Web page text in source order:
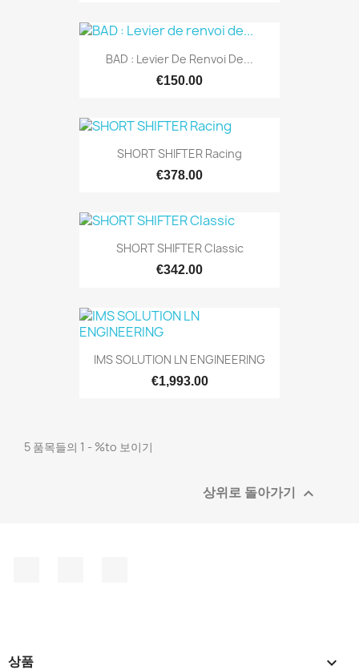
BAD : Levier De Renvoi De...
€150.00
SHORT SHIFTER Racing
€378.00
SHORT SHIFTER Classic
€342.00
IMS SOLUTION LN ENGINEERING
€1,993.00
5 품목들의 1 - %to 보이기
상위로 돌아가기 
상품 